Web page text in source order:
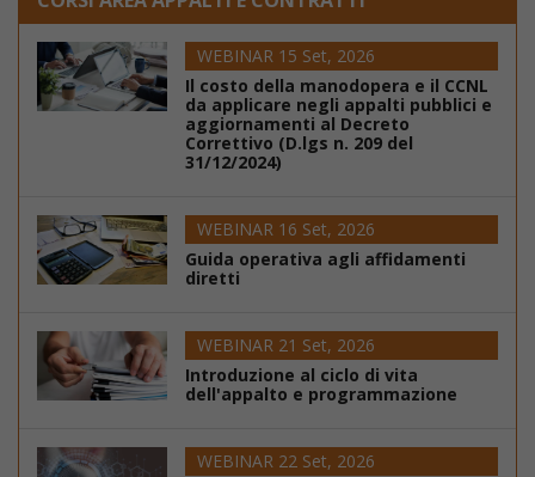
WEBINAR 15 Set, 2026
Il costo della manodopera e il CCNL
da applicare negli appalti pubblici e
aggiornamenti al Decreto
Correttivo (D.lgs n. 209 del
31/12/2024)
WEBINAR 16 Set, 2026
Guida operativa agli affidamenti
diretti
WEBINAR 21 Set, 2026
Introduzione al ciclo di vita
dell'appalto e programmazione
WEBINAR 22 Set, 2026